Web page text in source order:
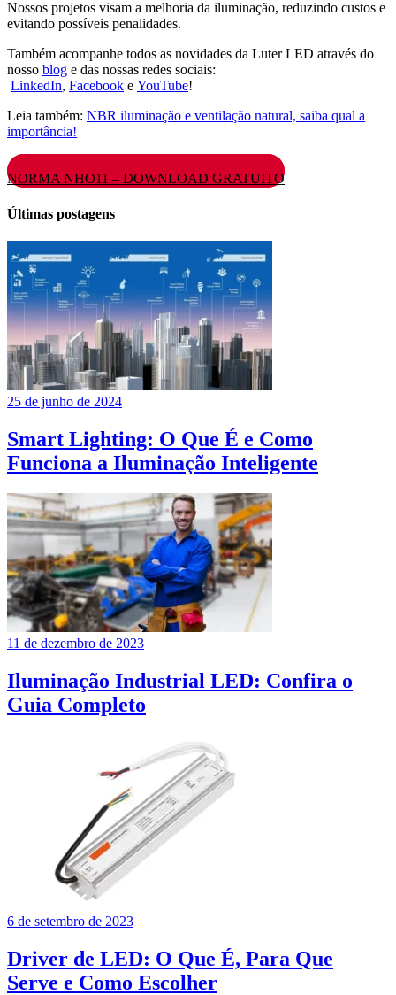
Nossos projetos visam a melhoria da iluminação, reduzindo custos e
evitando possíveis penalidades.
Também acompanhe todos as novidades da Luter LED através do
nosso blog e das nossas redes sociais:
LinkedIn, Facebook e YouTube!
Leia também: NBR iluminação e ventilação natural, saiba qual a
importância!
NORMA NHO11 – DOWNLOAD GRATUITO
Últimas postagens
25 de junho de 2024
Smart Lighting: O Que É e Como
Funciona a Iluminação Inteligente
11 de dezembro de 2023
Iluminação Industrial LED: Confira o
Guia Completo
6 de setembro de 2023
Driver de LED: O Que É, Para Que
Serve e Como Escolher